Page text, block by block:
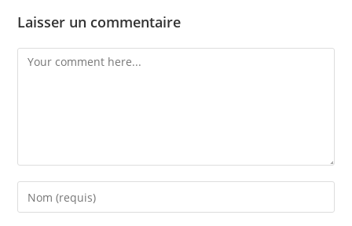
Laisser un commentaire